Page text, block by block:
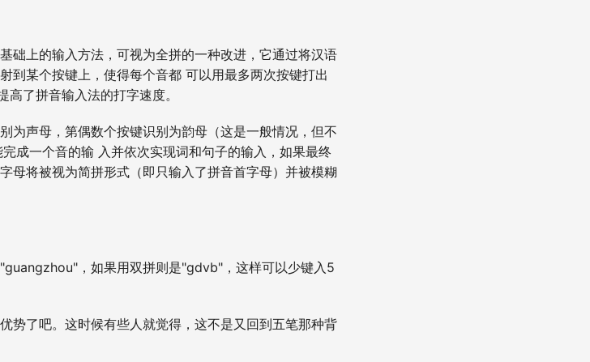
础上的输入方法，可视为全拼的一种改进，它通过将汉语
到某个按键上，使得每个音都 可以用最多两次按键打出
高了拼音输入法的打字速度。
为声母，第偶数个按键识别为韵母（这是一般情况，但不
成一个音的输 入并依次实现词和句子的输入，如果最终
母将被视为简拼形式（即只输入了拼音首字母）并被模糊
，如果用双拼则是"gdvb"，这样可以少键入5
势了吧。这时候有些人就觉得，这不是又回到五笔那种背